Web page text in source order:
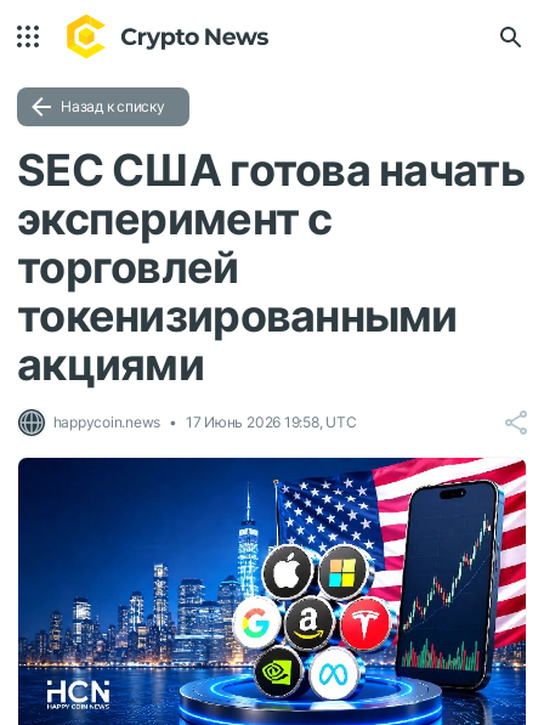
Назад к списку
SEC США готова начать
эксперимент с
торговлей
токенизированными
акциями
happycoin.news 17 Июнь 2026 19:58, UTC